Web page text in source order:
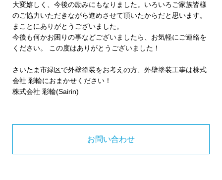
大変嬉しく、今後の励みにもなりました。いろいろご家族皆様
のご協力いただきながら進めさせて頂いたからだと思います。
まことにありがとうございました。
今後も何かお困りの事などございましたら、お気軽にご連絡を
ください。 この度はありがとうございました！
さいたま市緑区で外壁塗装をお考えの方、外壁塗装工事は株式
会社 彩輪におまかせください！
株式会社 彩輪(Sairin)
お問い合わせ